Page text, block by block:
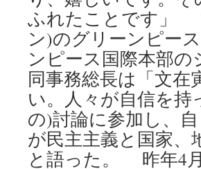
ふれたことです」
ン)のグリーンピー
ンピース国際本部
同事務総長は「文
い。人々が自信を
の)討論に参加し、
が民主主義と国家
と語った。 昨年4